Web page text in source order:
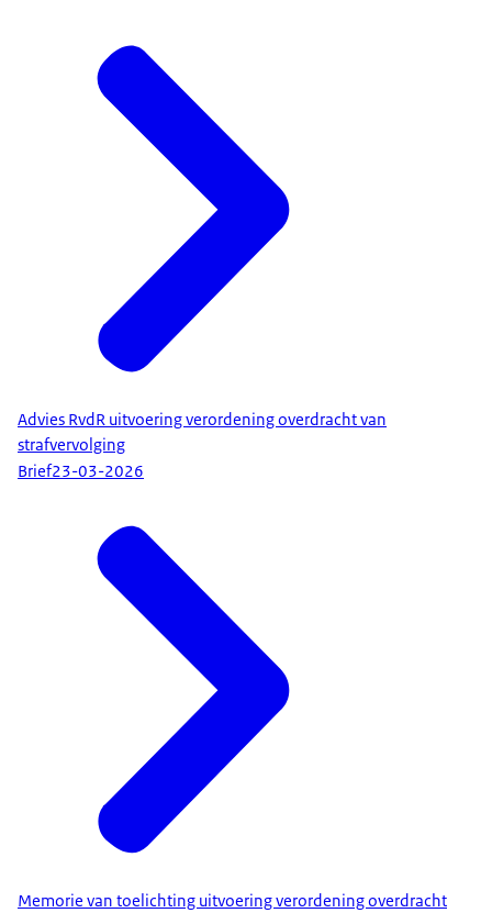
Advies RvdR uitvoering verordening overdracht van
strafvervolging
Brief23-03-2026
Memorie van toelichting uitvoering verordening overdracht